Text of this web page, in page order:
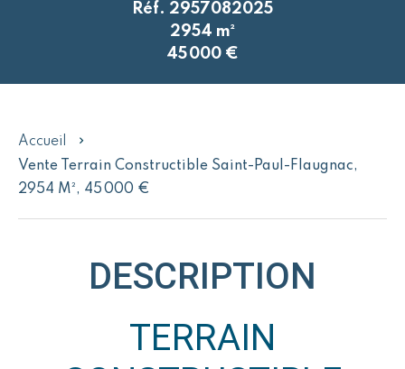
Réf. 2957082025
2954 m²
45 000 €
Accueil
Vente Terrain Constructible Saint-Paul-Flaugnac,
2954 M², 45 000 €
DESCRIPTION
TERRAIN